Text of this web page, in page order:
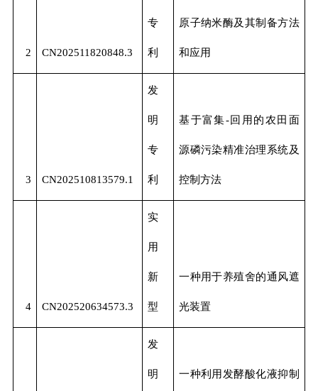
2 CN202511820848.3
专
利
原子纳米酶及其制备方法
和应用
3 CN202510813579.1
发
明
专
利
基于富集-回用的农田面
源磷污染精准治理系统及
控制方法
4 CN202520634573.3
实
用
新
型
一种用于养殖舍的通风遮
光装置
发
明 一种利用发酵酸化液抑制